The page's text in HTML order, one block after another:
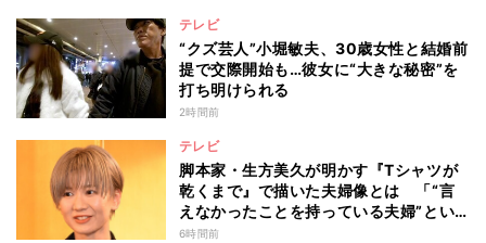
テレビ
“クズ芸人”小堀敏夫、30歳女性と結婚前
提で交際開始も…彼女に“大きな秘密”を
打ち明けられる
2時間前
テレビ
脚本家・生方美久が明かす『Tシャツが
乾くまで』で描いた夫婦像とは 「“言
えなかったことを持っている夫婦”とい
うのは面白いかも」
6時間前